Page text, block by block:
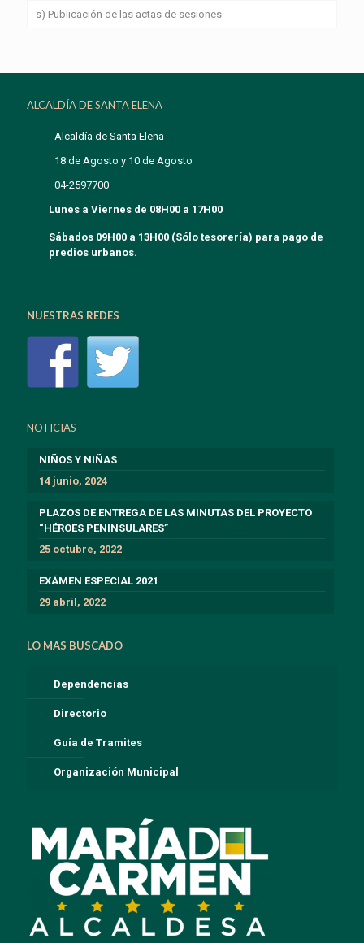
s) Publicación de las actas de sesiones
ALCALDÍA DE SANTA ELENA
Alcaldía de Santa Elena
18 de Agosto y 10 de Agosto
04-2597700
Lunes a Viernes de 08H00 a 17H00
Sábados 09H00 a 13H00 (Sólo tesorería) para pago de
predios urbanos.
NUESTRAS REDES
NOTICIAS
NIÑOS Y NIÑAS
14 junio, 2024
PLAZOS DE ENTREGA DE LAS MINUTAS DEL PROYECTO
“HÉROES PENINSULARES”
25 octubre, 2022
EXÁMEN ESPECIAL 2021
29 abril, 2022
LO MAS BUSCADO
Dependencias
Directorio
Guía de Tramites
Organización Municipal